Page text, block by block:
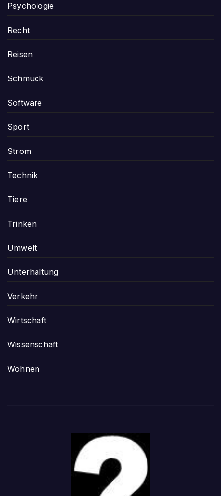
Psychologie
Recht
Reisen
Schmuck
Software
Sport
Strom
Technik
Tiere
Trinken
Umwelt
Unterhaltung
Verkehr
Wirtschaft
Wissenschaft
Wohnen